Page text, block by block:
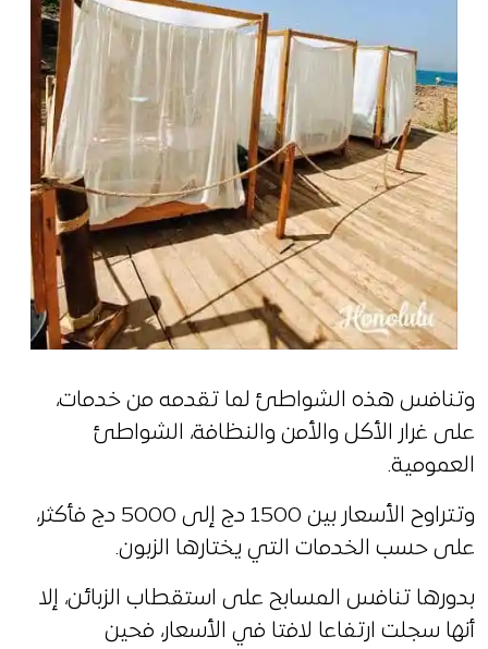
وتنافس هذه الشواطئ لما تقدمه من خدمات،
على غرار الأكل والأمن والنظافة، الشواطئ
العمومية.
وتتراوح الأسعار بين 1500 دج إلى 5000 دج فأكثر،
على حسب الخدمات التي يختارها الزبون.
بدورها تنافس المسابح على استقطاب الزبائن، إلا
أنها سجلت ارتفاعا لافتا في الأسعار، فحين